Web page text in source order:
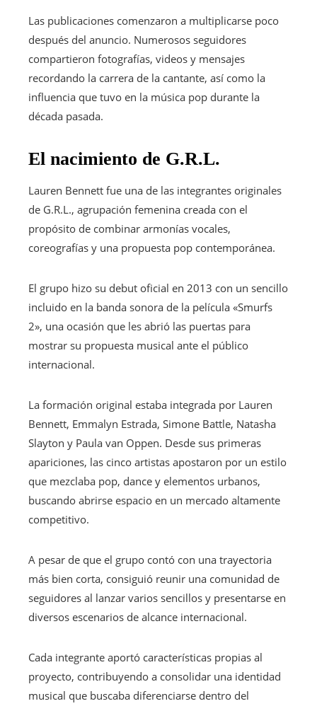
Las publicaciones comenzaron a multiplicarse poco
después del anuncio. Numerosos seguidores
compartieron fotografías, videos y mensajes
recordando la carrera de la cantante, así como la
influencia que tuvo en la música pop durante la
década pasada.
El nacimiento de G.R.L.
Lauren Bennett fue una de las integrantes originales
de G.R.L., agrupación femenina creada con el
propósito de combinar armonías vocales,
coreografías y una propuesta pop contemporánea.
El grupo hizo su debut oficial en 2013 con un sencillo
incluido en la banda sonora de la película «Smurfs
2», una ocasión que les abrió las puertas para
mostrar su propuesta musical ante el público
internacional.
La formación original estaba integrada por Lauren
Bennett, Emmalyn Estrada, Simone Battle, Natasha
Slayton y Paula van Oppen. Desde sus primeras
apariciones, las cinco artistas apostaron por un estilo
que mezclaba pop, dance y elementos urbanos,
buscando abrirse espacio en un mercado altamente
competitivo.
A pesar de que el grupo contó con una trayectoria
más bien corta, consiguió reunir una comunidad de
seguidores al lanzar varios sencillos y presentarse en
diversos escenarios de alcance internacional.
Cada integrante aportó características propias al
proyecto, contribuyendo a consolidar una identidad
musical que buscaba diferenciarse dentro del